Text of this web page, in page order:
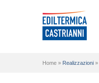
Home » Realizzazioni »